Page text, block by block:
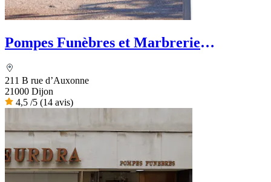
Pompes Funèbres et Marbrerie
211 B rue d’Auxonne
21000 Dijon
4,5 /5 (14 avis)